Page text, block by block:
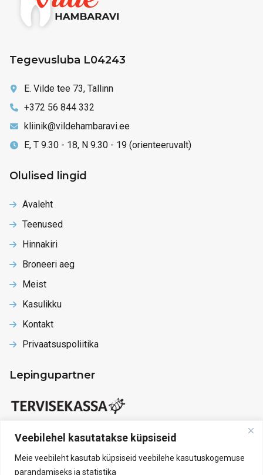
Veebilehel kasutatakse küpsiseid
Meie veebileht kasutab küpsiseid veebilehe kasutuskogemuse
parandamiseks ja statistika
Tegevusluba L04243
E. Vilde tee 73, Tallinn
+372 56 844 332
kliinik@vildehambaravi.ee
E, T 9.30 - 18, N 9.30 - 19 (orienteeruvalt)
Olulised lingid
Avaleht
Teenused
Hinnakiri
Broneeri aeg
Meist
Kasulikku
Kontakt
Privaatsuspoliitika
Lepingupartner